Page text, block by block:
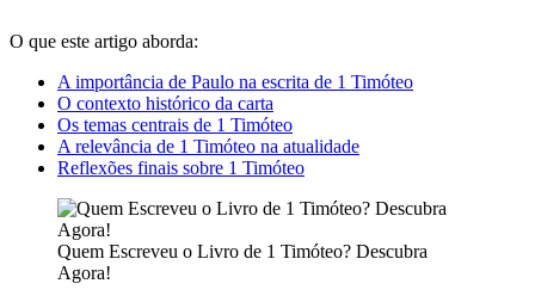
O que este artigo aborda:
A importância de Paulo na escrita de 1 Timóteo
O contexto histórico da carta
Os temas centrais de 1 Timóteo
A relevância de 1 Timóteo na atualidade
Reflexões finais sobre 1 Timóteo
Quem Escreveu o Livro de 1 Timóteo? Descubra
Agora!